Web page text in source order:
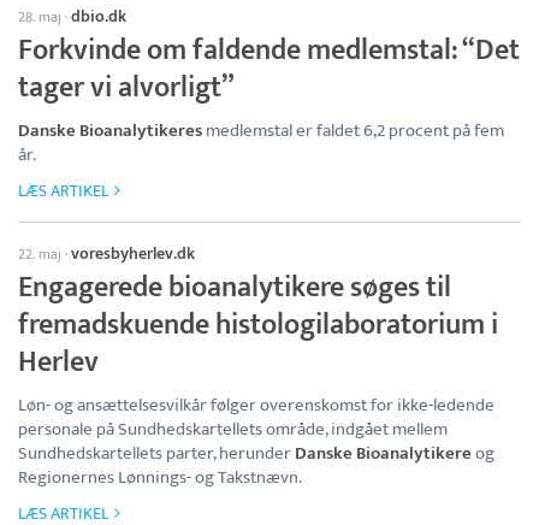
28. maj ·dbio.dk
Forkvinde om faldende medlemstal: “Det
tager vi alvorligt”
Danske Bioanalytikeresmedlemstal er faldet 6,2 procent på fem
år.
LÆS ARTIKEL
22. maj ·voresbyherlev.dk
Engagerede bioanalytikere søges til
fremadskuende histologilaboratorium i
Herlev
Løn- og ansættelsesvilkår følger overenskomst for ikke-ledende
personale på Sundhedskartellets område, indgået mellem
Sundhedskartellets parter, herunderDanske Bioanalytikereog
Regionernes Lønnings- og Takstnævn.
LÆS ARTIKEL